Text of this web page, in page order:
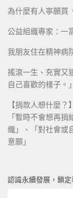
為什麼有人寧願買
公益組織專家：一
我朋友住在精神病
搖滾一生、充實又
自己喜歡的樣子。」
【捐款人想什麼
「暫時不會想再
織」、「對社會或
意願」
認識永續發展，鎖定